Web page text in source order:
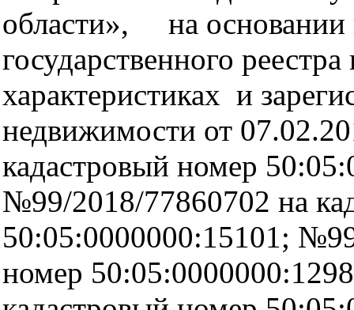
области», на основании
государственного
характеристиках и
недвижимости от
кадастровый номер
№99/2018/77860702 на
50:05:0000000:15101;
номер